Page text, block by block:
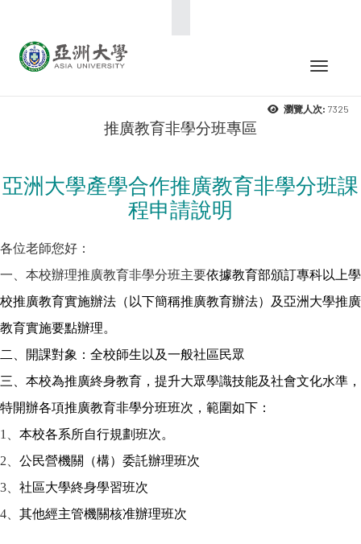
Toggle
瀏覽人次: 7325
推廣教育非學分班專區
亞洲大學產學合作推廣教育非學分班課
程申請說明
各位老師您好：
一、本校辦理推廣教育非學分班主要依據教育部頒訂專科以上學
校推廣教育實施辦法（以下簡稱推廣教育辦法）及亞洲大學推廣
教育實施要點辦理。
二、開課對象：全校師生以及一般社區民眾
三、本校為推廣終身教育，提升大眾學識技能及社會文化水準，
特開辦各項推廣教育非學分班班次，範圍如下：
1、 本校各系所自行規劃班次。
2、 公民營機關（構）委託辦理班次
3、 社區大學終身學習班次
4、 其他經主管機關核准辦理班次